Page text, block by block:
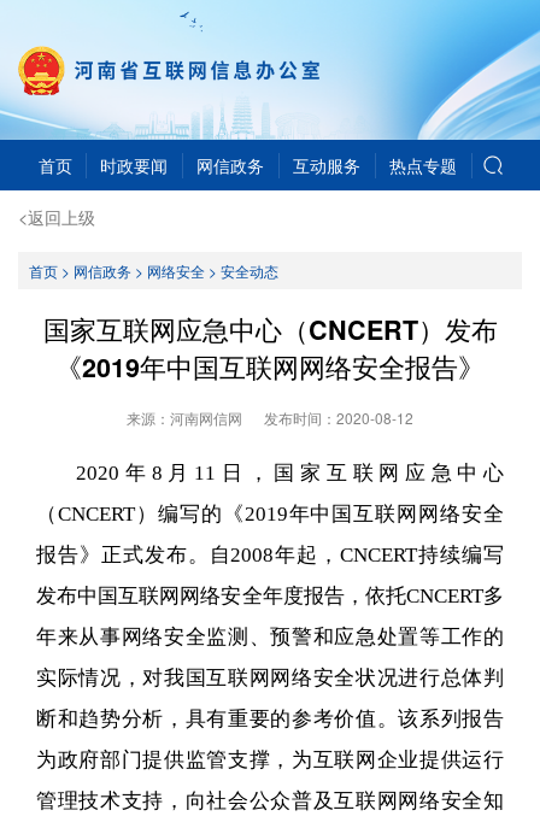
首页 时政要闻 网信政务 互动服务 热点专题
<返回上级
首页> 网信政务> 网络安全> 安全动态
国家互联网应急中心（CNCERT）发布
《2019年中国互联网网络安全报告》
来源：河南网信网 发布时间： 2020-08-12
2020年8月11日，国家互联网应急中心
（CNCERT）编写的《2019年中国互联网网络安全
报告》正式发布。自2008年起，CNCERT持续编写
发布中国互联网网络安全年度报告，依托CNCERT多
年来从事网络安全监测、预警和应急处置等工作的
实际情况，对我国互联网网络安全状况进行总体判
断和趋势分析，具有重要的参考价值。该系列报告
为政府部门提供监管支撑，为互联网企业提供运行
管理技术支持，向社会公众普及互联网网络安全知